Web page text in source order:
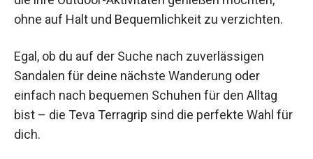
bieten eine fantastische Kombination aus
Komfort, Stabilität und Nachhaltigkeit. Sie sind
ideal für alle, die ihre Outdoor-Aktivitäten
genießen möchten, ohne auf Halt und
Bequemlichkeit zu verzichten.
Egal, ob du auf der Suche nach zuverlässigen
Sandalen für deine nächste Wanderung oder